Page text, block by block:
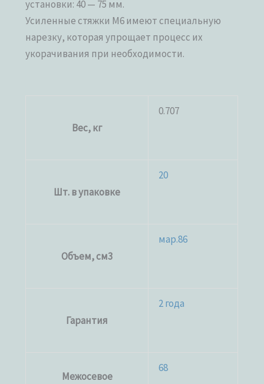
установки: 40 — 75 мм.
Усиленные стяжки М6 имеют специальную
нарезку, которая упрощает процесс их
укорачивания при необходимости.
Вес, кг
0.707
Шт. в упаковке
20
Объем, см3
мар.86
Гарантия
2 года
Межосевое
68